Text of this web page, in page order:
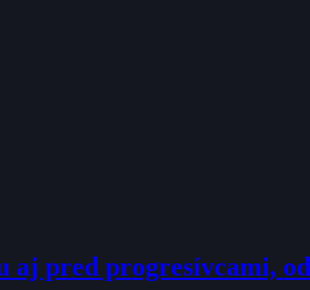
pred progresívcami,